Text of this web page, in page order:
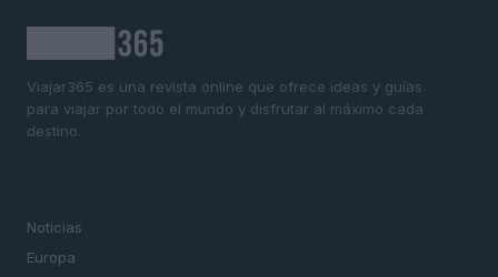
Viajar365 es una revista online que ofrece ideas y guías
para viajar por todo el mundo y disfrutar al máximo cada
destino.
Noticias
Europa